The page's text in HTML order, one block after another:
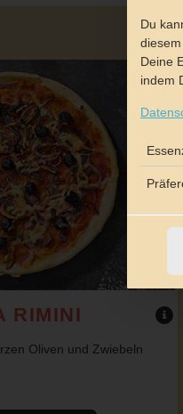
RIMINI
Oliven und Zwiebeln
Du
Deine
indem